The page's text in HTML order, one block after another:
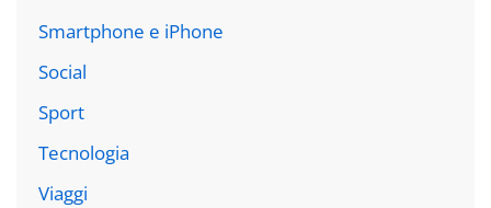
Smartphone e iPhone
Social
Sport
Tecnologia
Viaggi